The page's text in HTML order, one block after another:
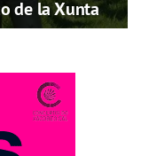
de la Xunta